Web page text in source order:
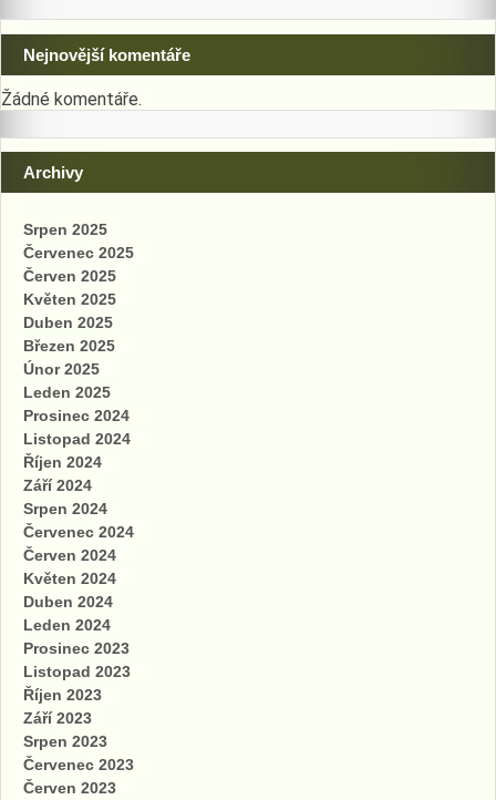
Nejnovější komentáře
Žádné komentáře.
Archivy
Srpen 2025
Červenec 2025
Červen 2025
Květen 2025
Duben 2025
Březen 2025
Únor 2025
Leden 2025
Prosinec 2024
Listopad 2024
Říjen 2024
Září 2024
Srpen 2024
Červenec 2024
Červen 2024
Květen 2024
Duben 2024
Leden 2024
Prosinec 2023
Listopad 2023
Říjen 2023
Září 2023
Srpen 2023
Červenec 2023
Červen 2023